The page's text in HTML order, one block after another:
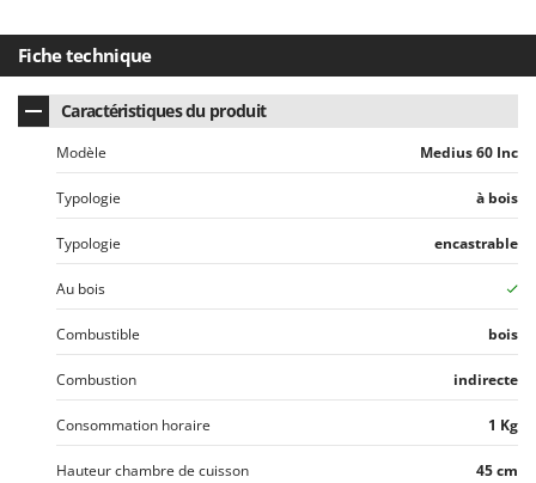
Fiche technique
Caractéristiques du produit
Modèle Medius 60 Inc
Typologie à bois
Typologie encastrable
Au bois
Combustible bois
Combustion indirecte
Consommation horaire 1 Kg
Hauteur chambre de cuisson 45 cm